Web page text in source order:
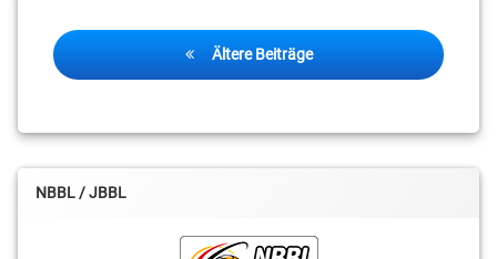
Beitragsnavigation
Ältere Beiträge
NBBL / JBBL